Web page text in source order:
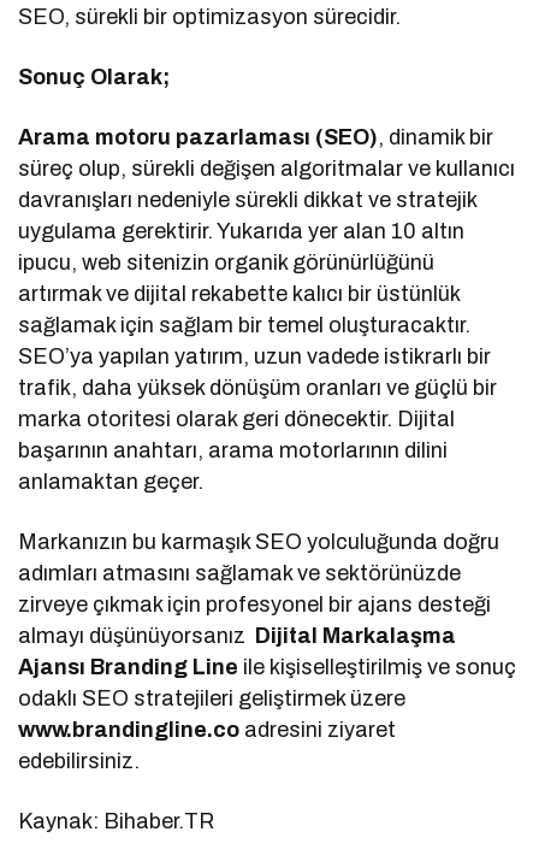
SEO, sürekli bir optimizasyon sürecidir.
Sonuç Olarak;
Arama motoru pazarlaması (SEO), dinamik bir
süreç olup, sürekli değişen algoritmalar ve kullanıcı
davranışları nedeniyle sürekli dikkat ve stratejik
uygulama gerektirir. Yukarıda yer alan 10 altın
ipucu, web sitenizin organik görünürlüğünü
artırmak ve dijital rekabette kalıcı bir üstünlük
sağlamak için sağlam bir temel oluşturacaktır.
SEO’ya yapılan yatırım, uzun vadede istikrarlı bir
trafik, daha yüksek dönüşüm oranları ve güçlü bir
marka otoritesi olarak geri dönecektir. Dijital
başarının anahtarı, arama motorlarının dilini
anlamaktan geçer.
Markanızın bu karmaşık SEO yolculuğunda doğru
adımları atmasını sağlamak ve sektörünüzde
zirveye çıkmak için profesyonel bir ajans desteği
almayı düşünüyorsanız Dijital Markalaşma
Ajansı Branding Line ile kişiselleştirilmiş ve sonuç
odaklı SEO stratejileri geliştirmek üzere
www.brandingline.co adresini ziyaret
edebilirsiniz.
Kaynak: Bihaber.TR